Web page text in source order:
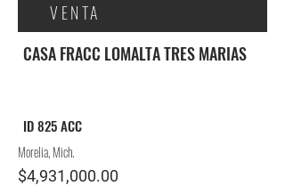
VENTA
CASA FRACC LOMALTA TRES MARIAS
ID 825 ACC
Morelia, Mich.
$4,931,000.00